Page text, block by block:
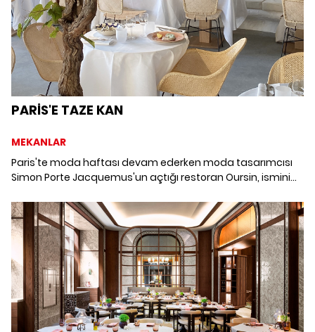
PARİS'E TAZE KAN
MEKANLAR
Paris'te moda haftası devam ederken moda tasarımcısı
Simon Porte Jacquemus'un açtığı restoran Oursin, ismini